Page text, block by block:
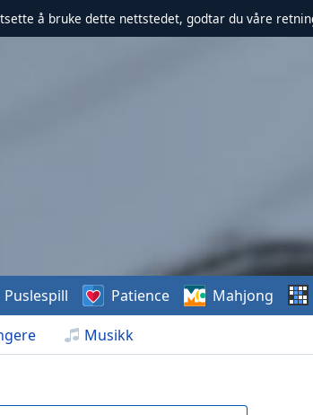
å bruke dette nettstedet, godtar du våre
Musikk
Puslespill Patience Mahjong